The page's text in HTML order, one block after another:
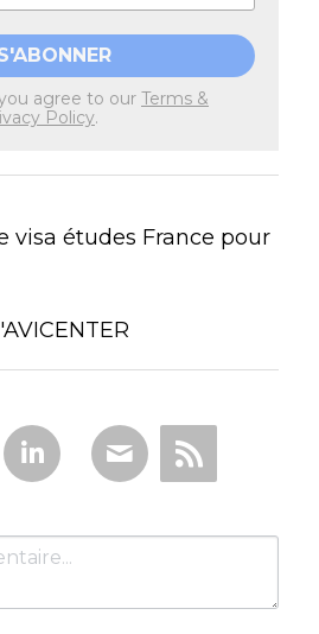
agree to our Terms &
Policy.
visa études France pour